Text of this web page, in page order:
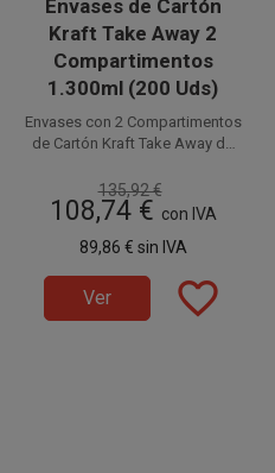
Envases de Cartón
Kraft Take Away 2
Compartimentos
1.300ml (200 Uds)
Envases con 2 Compartimentos
de Cartón Kraft Take Away de
base (2 huecos de 6,5 x 12 cm)
y capacidad de 1.300ml
mejor elección
para tu negocio.
Disponible a la venta en cajas
en 4 paquetes de 50 unidades.
135,92 €
108,74 € con IVA
89,86 € sin IVA
Ver favorite_border